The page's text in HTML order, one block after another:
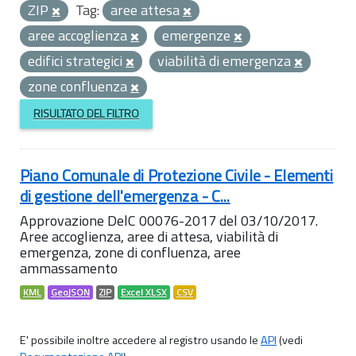
ZIP
Tag: aree attesa
aree accoglienza
emergenze
edifici strategici
viabilità di emergenza
zone confluenza
RISULTATO DEL FILTRO
Piano Comunale di Protezione Civile - Elementi
di gestione dell'emergenza - C...
Approvazione DelC 00076-2017 del 03/10/2017.
Aree accoglienza, aree di attesa, viabilità di
emergenza, zone di confluenza, aree
ammassamento
KML GeoJSON ZIP Excel XLSX CSV
E' possibile inoltre accedere al registro usando leAPI(vedi